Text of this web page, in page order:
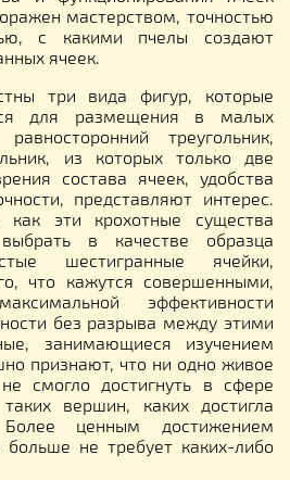
мастерством, точностью
с какими пчелы создают
ячеек.
три вида фигур, которые
для размещения в малых
треугольник,
из которых только две
состава ячеек, удобства
представляют интерес.
как эти крохотные существа
в качестве образца
шестигранные ячейки,
что кажутся совершенными,
эффективности
без разрыва между этими
занимающиеся изучением
признают, что ни одно живое
смогло достигнуть в сфере
вершин, каких достигла
ценным достижением
больше не требует каких-либо